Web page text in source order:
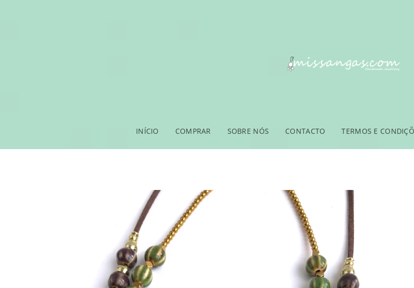
INÍCIO COMPRAR SOBRE NÓS CONTACTO TERMOS E